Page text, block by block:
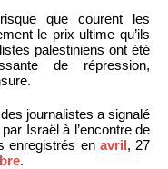
que courent les
le prix ultime qu’ils
palestiniens ont été
de répression,
journalistes a signalé
Israël à l’encontre de
enregistrés en avril, 27
.